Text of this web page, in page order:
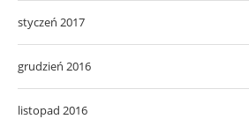
styczeń 2017
grudzień 2016
listopad 2016